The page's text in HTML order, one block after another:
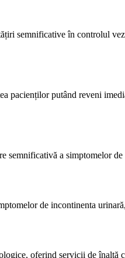
semnificative în controlul
pacienților putând reveni
semnificativă a simptomelor
de incontinenta
oferind servicii de înaltă